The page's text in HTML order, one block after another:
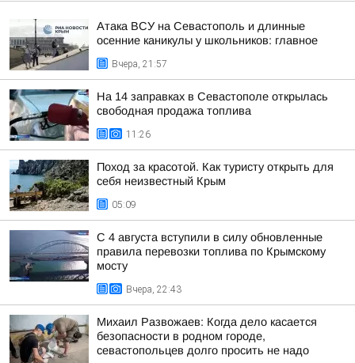
Атака ВСУ на Севастополь и длинные
осенние каникулы у школьников: главное
Вчера, 21:57
На 14 заправках в Севастополе открылась
свободная продажа топлива
11:26
Поход за красотой. Как туристу открыть для
себя неизвестный Крым
05:09
С 4 августа вступили в силу обновленные
правила перевозки топлива по Крымскому
мосту
Вчера, 22:43
Михаил Развожаев: Когда дело касается
безопасности в родном городе,
севастопольцев долго просить не надо